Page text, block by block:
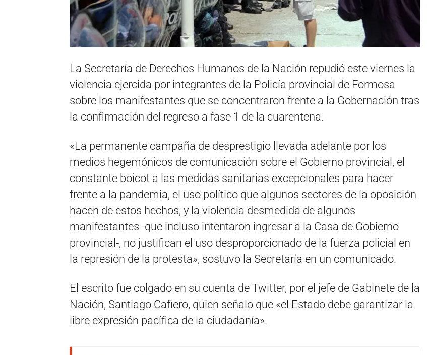
La Secretaría de Derechos Humanos de la Nación repudió este viernes la
violencia ejercida por integrantes de la Policía provincial de Formosa
sobre los manifestantes que se concentraron frente a la Gobernación tras
la confirmación del regreso a fase 1 de la cuarentena.
«La permanente campaña de desprestigio llevada adelante por los
medios hegemónicos de comunicación sobre el Gobierno provincial, el
constante boicot a las medidas sanitarias excepcionales para hacer
frente a la pandemia, el uso político que algunos sectores de la oposición
hacen de estos hechos, y la violencia desmedida de algunos
manifestantes -que incluso intentaron ingresar a la Casa de Gobierno
provincial-, no justifican el uso desproporcionado de la fuerza policial en
la represión de la protesta», sostuvo la Secretaría en un comunicado.
El escrito fue colgado en su cuenta de Twitter, por el jefe de Gabinete de la
Nación, Santiago Cafiero, quien señalo que «el Estado debe garantizar la
libre expresión pacífica de la ciudadanía».